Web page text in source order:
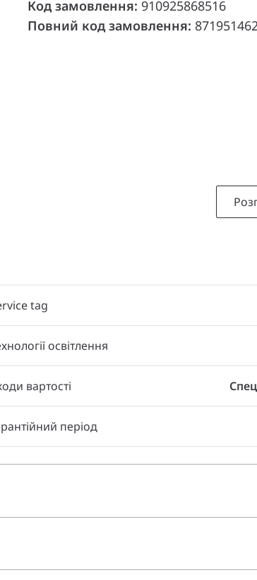
Код замовлення: 910925868516
Повний код замовлення:
tag
освітлення
вартості
період